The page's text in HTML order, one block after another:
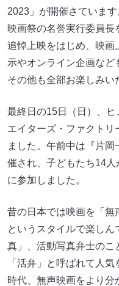
2023」が開催さていま
映画祭の名誉実行委員
追悼上映をはじめ、映画
示やオンライン企画など
その他も全部お楽しみい
最終日の15日（日）、ヒ
エイターズ・ファクト
ました。午前中は『片
催され、子どもたち14
に参加しました。
昔の日本では映画を「無
というスタイルで楽し
真」、活動写真弁士のこ
「活弁」と呼ばれて人
時代、無声映画をより